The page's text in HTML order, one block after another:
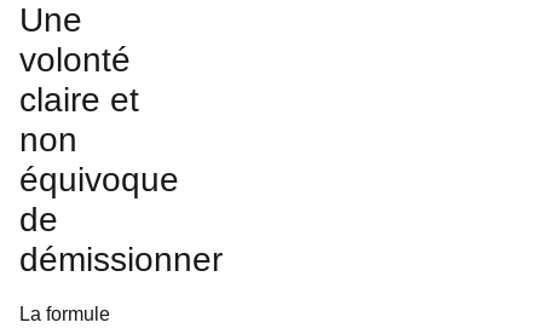
Une
volonté
claire et
non
équivoque
de
démissionner
La formule